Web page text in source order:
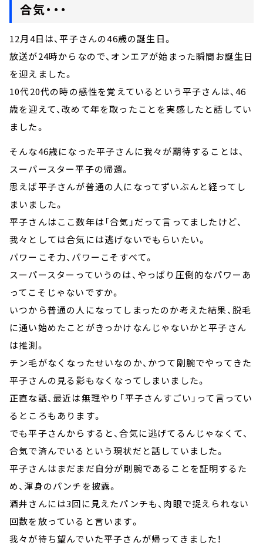
合気・・・
12月4日は、平子さんの46歳の誕生日。
放送が24時からなので、オンエアが始まった瞬間お誕生日
を迎えました。
10代20代の時の感性を覚えているという平子さんは、46
歳を迎えて、改めて年を取ったことを実感したと話してい
ました。
そんな46歳になった平子さんに我々が期待することは、
スーパースター平子の帰還。
思えば平子さんが普通の人になってずいぶんと経ってし
まいました。
平子さんはここ数年は「合気」だって言ってましたけど、
我々としては合気には逃げないでもらいたい。
パワーこそ力、パワーこそすべて。
スーパースターっていうのは、やっぱり圧倒的なパワーあ
ってこそじゃないですか。
いつから普通の人になってしまったのか考えた結果、脱毛
に通い始めたことがきっかけなんじゃないかと平子さん
は推測。
チン毛がなくなったせいなのか、かつて剛腕でやってきた
平子さんの見る影もなくなってしまいました。
正直な話、最近は無理やり「平子さんすごい」って言ってい
るところもあります。
でも平子さんからすると、合気に逃げてるんじゃなくて、
合気で済んでいるという現状だと話していました。
平子さんはまだまだ自分が剛腕であることを証明するた
め、渾身のパンチを披露。
酒井さんには3回に見えたパンチも、肉眼で捉えられない
回数を放っていると言います。
我々が待ち望んでいた平子さんが帰ってきました！